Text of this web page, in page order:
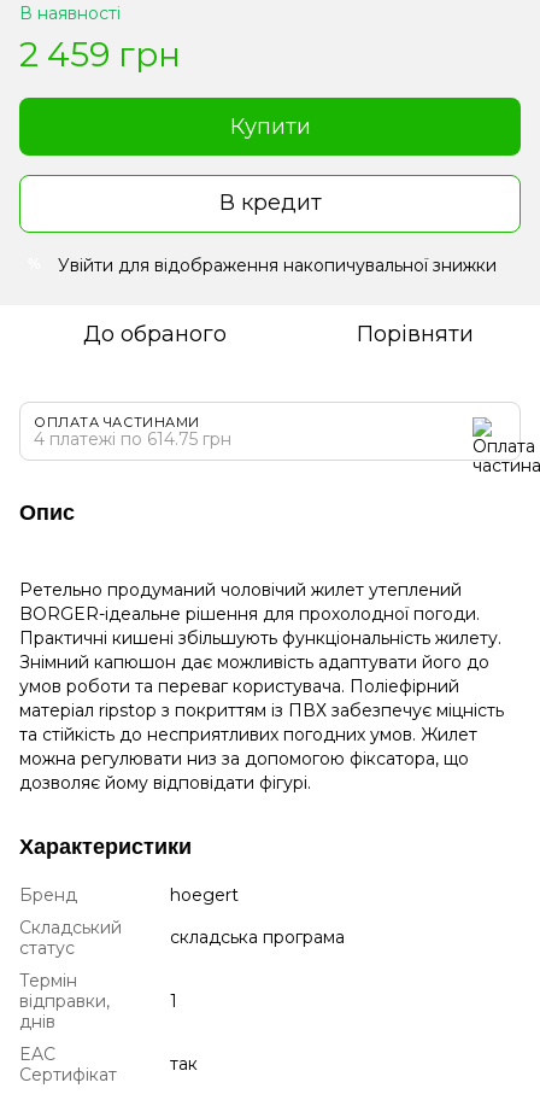
В наявності
2 459 грн
Купити
В кредит
Увійти для відображення накопичувальної знижки
До обраного Порівняти
ОПЛАТА ЧАСТИНАМИ
4 платежі по 614.75 грн
Опис
Ретельно продуманий чоловічий жилет утеплений
BORGER-ідеальне рішення для прохолодної погоди.
Практичні кишені збільшують функціональність жилету.
Знімний капюшон дає можливість адаптувати його до
умов роботи та переваг користувача. Поліефірний
матеріал ripstop з покриттям із ПВХ забезпечує міцність
та стійкість до несприятливих погодних умов. Жилет
можна регулювати низ за допомогою фіксатора, що
дозволяє йому відповідати фігурі.
Характеристики
Бренд
hoegert
Складський
статус
складська програма
Термін
відправки,
днів
1
EAC
Сертифікат
так